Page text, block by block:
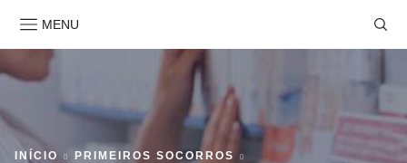
MENU
INÍCIO
PRIMEIROS SOCORROS